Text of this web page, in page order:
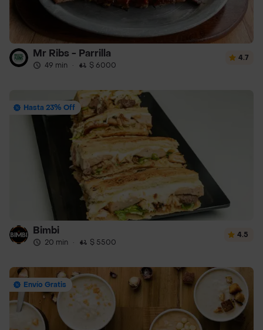
Mr Ribs - Parrilla
49 min · $ 6000
4.7
Hasta 23% Off
Bimbi
20 min · $ 5500
4.5
Envío Gratis